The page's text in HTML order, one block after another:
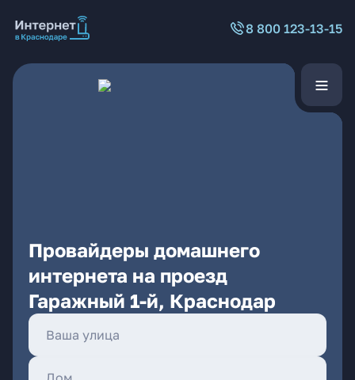
8 800 123-13-15
Провайдеры домашнего
интернета на проезд
Гаражный 1-й, Краснодар